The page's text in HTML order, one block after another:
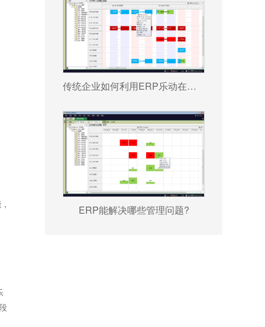
传统企业如何利用ERP乐动在线-乐动（中国） 重塑竞争力?
ERP能解决哪些管理问题?